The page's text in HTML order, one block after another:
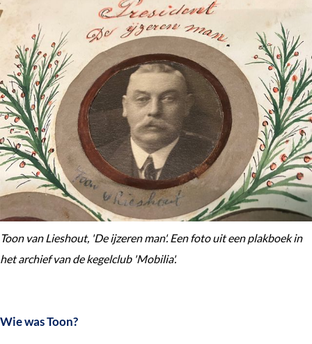
o
e
k
e
n
Toon van Lieshout, 'De ijzeren man'. Een foto uit een plakboek in
het archief van de kegelclub 'Mobilia'.
Wie was Toon?